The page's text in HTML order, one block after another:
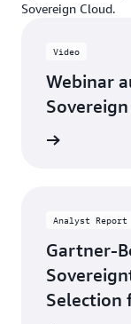
Sovereign Cloud.
Video
Webinar
Analyst Report
Gartner-
Selection